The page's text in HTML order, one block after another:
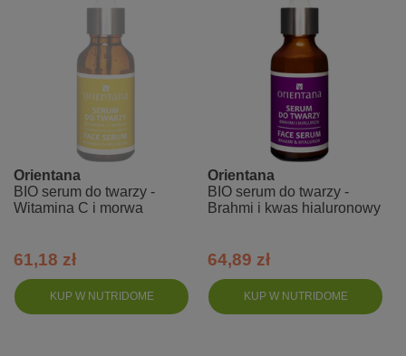
KUP W NUTRIDOME
Orientana
BIO serum do twarzy -
Witamina C i morwa
61,18 zł
KUP W NUTRIDOME
Orientana
BIO serum do twarzy -
Brahmi i kwas hialuronowy
64,89 zł